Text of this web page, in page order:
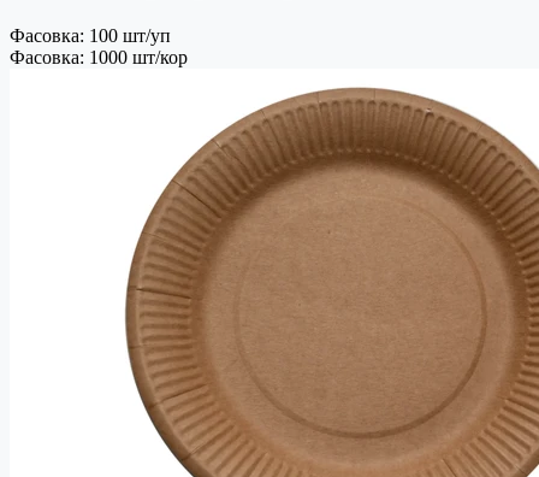
Фасовка: 100 шт/уп
Фасовка: 1000 шт/кор